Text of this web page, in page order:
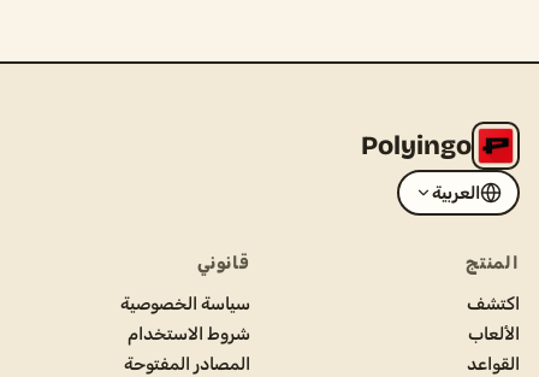
Polyingo
العربية
المنتج
اكتشف
الألعاب
القواعد
قانوني
سياسة الخصوصية
شروط الاستخدام
المصادر المفتوحة